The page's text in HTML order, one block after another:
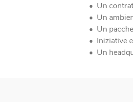
Un
Un
Un
Iniziative
Un